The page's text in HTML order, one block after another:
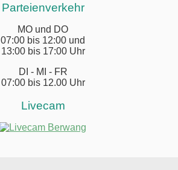
Parteienverkehr
MO und DO
07:00 bis 12:00 und
13:00 bis 17:00 Uhr
DI - MI - FR
07:00 bis 12.00 Uhr
Livecam